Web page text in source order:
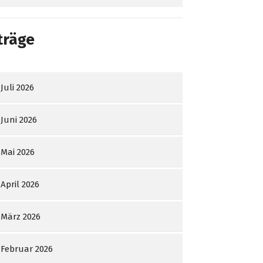
Juli 2026
Juni 2026
Mai 2026
April 2026
März 2026
Februar 2026